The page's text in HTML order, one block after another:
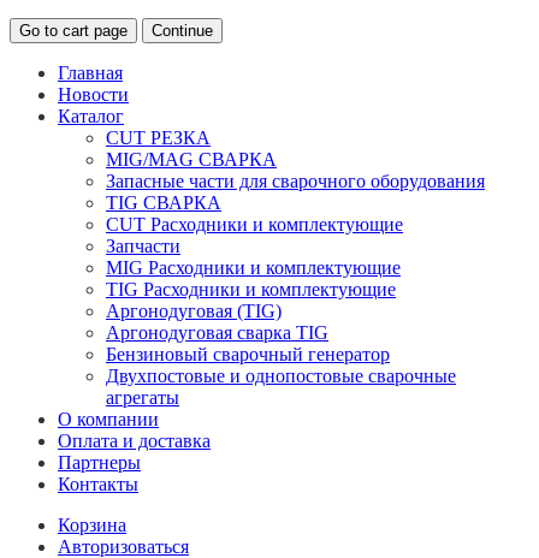
Go to cart page Continue
Главная
Новости
Каталог
CUT РЕЗКА
MIG/MAG СВАРКА
Запасные части для сварочного оборудования
TIG СВАРКА
CUT Расходники и комплектующие
Запчасти
MIG Расходники и комплектующие
TIG Расходники и комплектующие
Аргонодуговая (TIG)
Аргонодуговая сварка TIG
Бензиновый сварочный генератор
Двухпостовые и однопостовые сварочные
агрегаты
О компании
Оплата и доставка
Партнеры
Контакты
Корзина
Авторизоваться